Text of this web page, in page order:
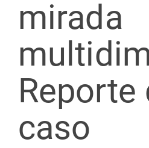
mirada
Reporte
caso